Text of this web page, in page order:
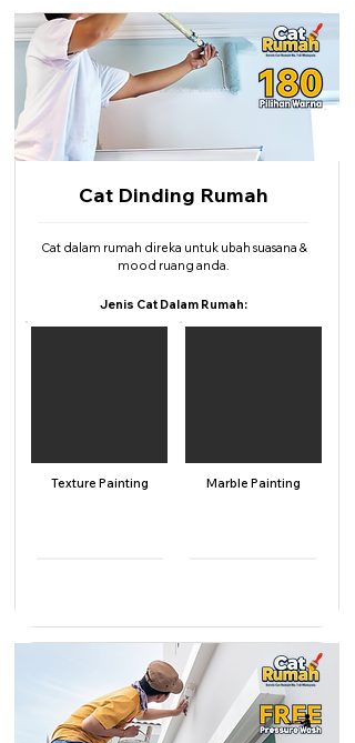
Cat Dinding Rumah
Cat dalam rumah direka untuk ubah suasana &
mood ruang anda.
Jenis Cat Dalam Rumah:
Texture Painting Marble Painting